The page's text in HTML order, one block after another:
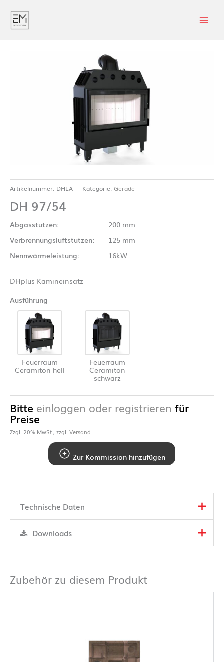
Artikelnummer: DHLA Kategorie: Gerade
DH 97/54
Abgasstutzen:
200 mm
Verbrennungsluftstutzen:
125 mm
Nennwärmeleistung:
16kW
DHplus Kamineinsatz
Ausführung
Feuerraum
Ceramiton hell
Feuerraum
Ceramiton
schwarz
Bitte einloggen oder registrieren für
Preise
Zzgl. 20% MwSt., zzgl. Versand
Zur Kommission hinzufügen
Technische Daten
Downloads
Zubehör zu diesem Produkt